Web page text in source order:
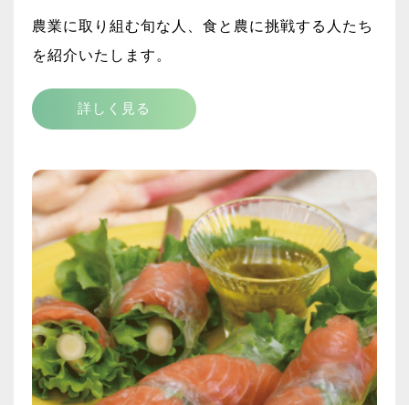
農業に取り組む旬な人、食と農に挑戦する人たち
を紹介いたします。
詳しく見る